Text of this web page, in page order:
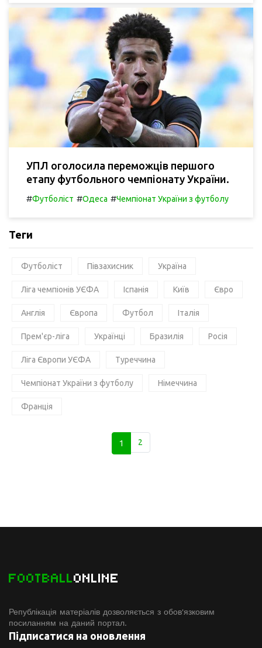
УПЛ оголосила переможців першого
етапу футбольного чемпіонату України.
#Футболіст #Одеса #Чемпіонат України з футболу
Теги
Футболіст Півзахисник Україна
Ліга чемпіонів УЄФА Іспанія Київ Євро
Англія Європа Футбол Італія
Прем'єр-ліга Українці Бразилія Росія
Ліга Європи УЄФА Туреччина
Чемпіонат України з футболу Німеччина
Франція
1 2
FOOTBALLONLINE
Републікація матеріалів дозволяється з обов'язковим
посиланням на даний портал.
Підписатися на оновлення